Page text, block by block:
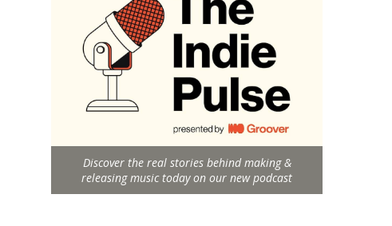
Discover the real stories behind making &
releasing music today on our new podcast